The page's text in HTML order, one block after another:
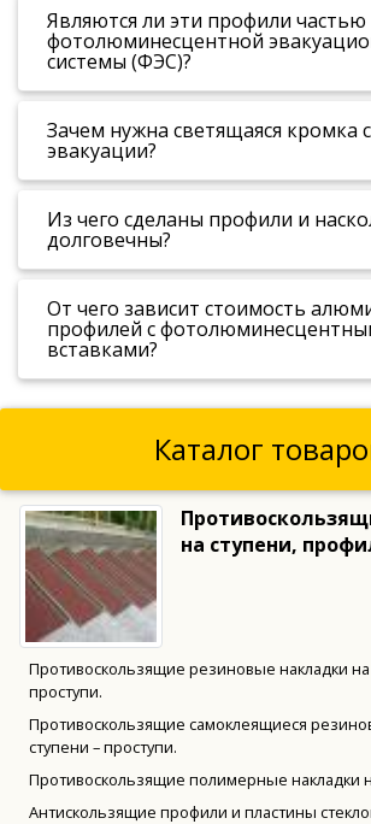
Являются ли эти профили частью
фотолюминесцентной
системы (ФЭС)?
Зачем нужна светящаяся кромка
эвакуации?
Из чего сделаны профили и
долговечны?
От чего зависит стоимость
профилей с
вставками?
Каталог
на ступени,
Противоскользящие резиновые накладки на
проступи.
Противоскользящие самоклеящиеся
ступени – проступи.
Противоскользящие полимерные накладки
Антискользящие профили и пластины